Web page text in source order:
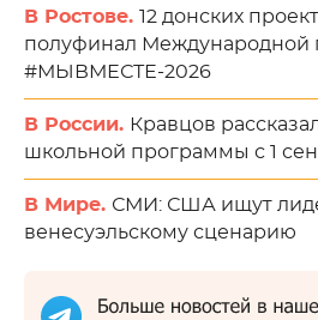
В Ростове. 12 донских
полуфинал Международной
#МЫВМЕСТЕ-2026
В России. Кравцов
школьной программы с 1
В Мире. СМИ: США ищут
венесуэльскому сценарию